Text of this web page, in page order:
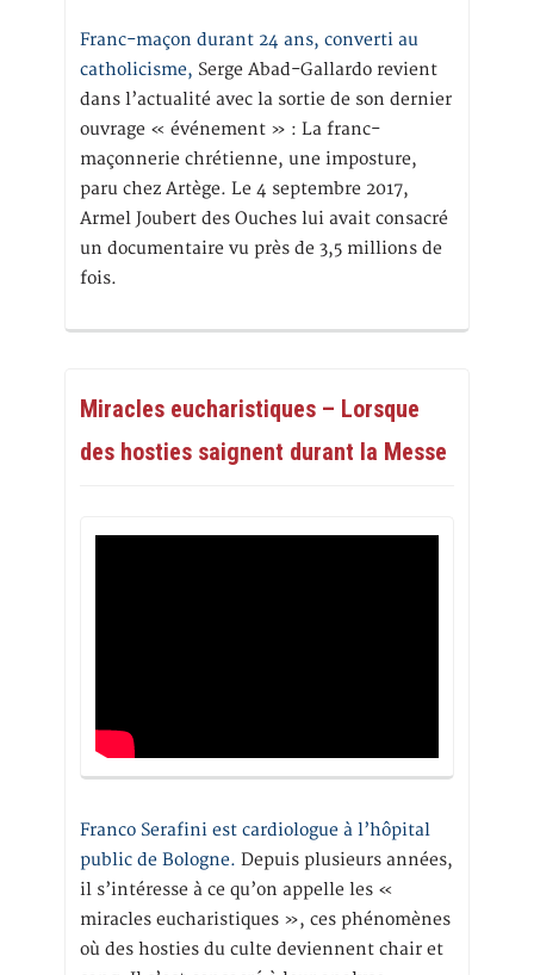
Franc-maçon durant 24 ans, converti au
catholicisme, Serge Abad-Gallardo revient
dans l’actualité avec la sortie de son dernier
ouvrage « événement » : La franc-
maçonnerie chrétienne, une imposture,
paru chez Artège. Le 4 septembre 2017,
Armel Joubert des Ouches lui avait consacré
un documentaire vu près de 3,5 millions de
fois.
Miracles eucharistiques – Lorsque
des hosties saignent durant la Messe
Franco Serafini est cardiologue à l’hôpital
public de Bologne. Depuis plusieurs années,
il s’intéresse à ce qu’on appelle les «
miracles eucharistiques », ces phénomènes
où des hosties du culte deviennent chair et